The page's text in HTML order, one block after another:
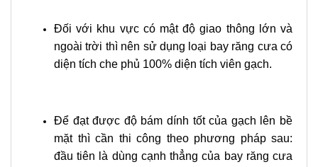
Đối với khu vực có mật độ giao thông lớn và
ngoài trời thì nên sử dụng loại bay răng cưa có
diện tích che phủ 100% diện tích viên gạch.
Để đạt được độ bám dính tốt của gạch lên bề
mặt thì cần thi công theo phương pháp sau:
đầu tiên là dùng cạnh thẳng của bay răng cưa